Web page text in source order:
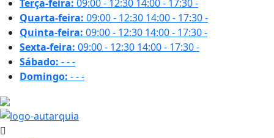
Terça-feira: 09:00 - 12:30 14:00 - 17:30-
Quarta-feira: 09:00 - 12:30 14:00 - 17:30-
Quinta-feira: 09:00 - 12:30 14:00 - 17:30-
Sexta-feira: 09:00 - 12:30 14:00 - 17:30-
Sábado: ---
Domingo: ---